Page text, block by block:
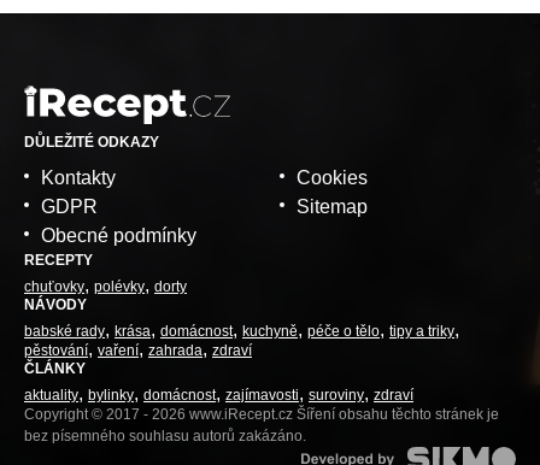
DŮLEŽITÉ ODKAZY
Kontakty
GDPR
Obecné podmínky
Cookies
Sitemap
RECEPTY
chuťovky polévky dorty
NÁVODY
babské rady
krása domácnost kuchyně péče o tělo tipy a triky
pěstování vaření zahrada zdraví
ČLÁNKY
aktuality
bylinky domácnost zajímavosti suroviny zdraví
Copyright © 2017 - 2026 www.iRecept.cz Šíření obsahu těchto stránek je
bez písemného souhlasu autorů zakázáno.